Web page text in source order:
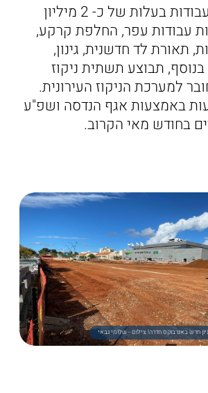
בחניון יתבצעו עבודות בעלות של כ- 2 מיליון
עבודות עפר, החלפת קרקע,
תאורת לד חדשנית, גינון,
תבוצע תשתית ניקוז
למערכת הניקוז העירונית.
באמצעות אגף הנדסה ושפ"ע
בחודש מאי הקרוב.
חדש באנרבוקס חדרה! צילום - שלומי גבאי